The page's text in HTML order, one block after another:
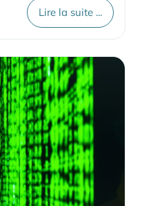
Lire la suite ...